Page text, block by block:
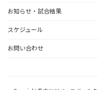
お知らせ・試合結果
スケジュール
お問い合わせ